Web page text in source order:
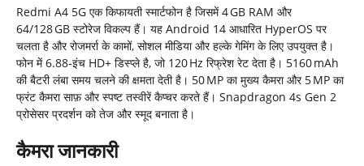
Redmi A4 5G एक किफायती स्मार्टफोन है जिसमें 4 GB RAM और
64/128 GB स्टोरेज विकल्प हैं। यह Android 14 आधारित HyperOS पर
चलता है और रोजमर्रा के कामों, सोशल मीडिया और हल्के गेमिंग के लिए उपयुक्त है।
फोन में 6.88‑इंच HD+ डिस्प्ले है, जो 120 Hz रिफ्रेश रेट देता है। 5160 mAh
की बैटरी लंबा समय चलने की क्षमता देती है। 50 MP का मुख्य कैमरा और 5 MP का
फ्रंट कैमरा साफ़ और स्पष्ट तस्वीरें कैप्चर करते हैं। Snapdragon 4s Gen 2
प्रोसेसर प्रदर्शन को तेज और स्मूद बनाता है।
कैमरा जानकारी